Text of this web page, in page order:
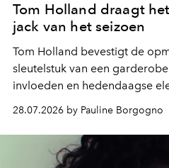
Tom Holland draagt
jack van het seizoen
Tom Holland bevestigt de
sleutelstuk van een
invloeden en hedendaagse
samenkomen.
28.07.2026 by Pauline Borgogno